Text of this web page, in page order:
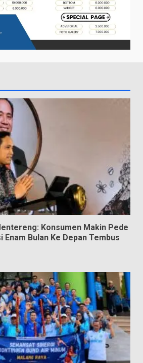
Konsumen Makin Pede
Enam Bulan Ke Depan Tembus